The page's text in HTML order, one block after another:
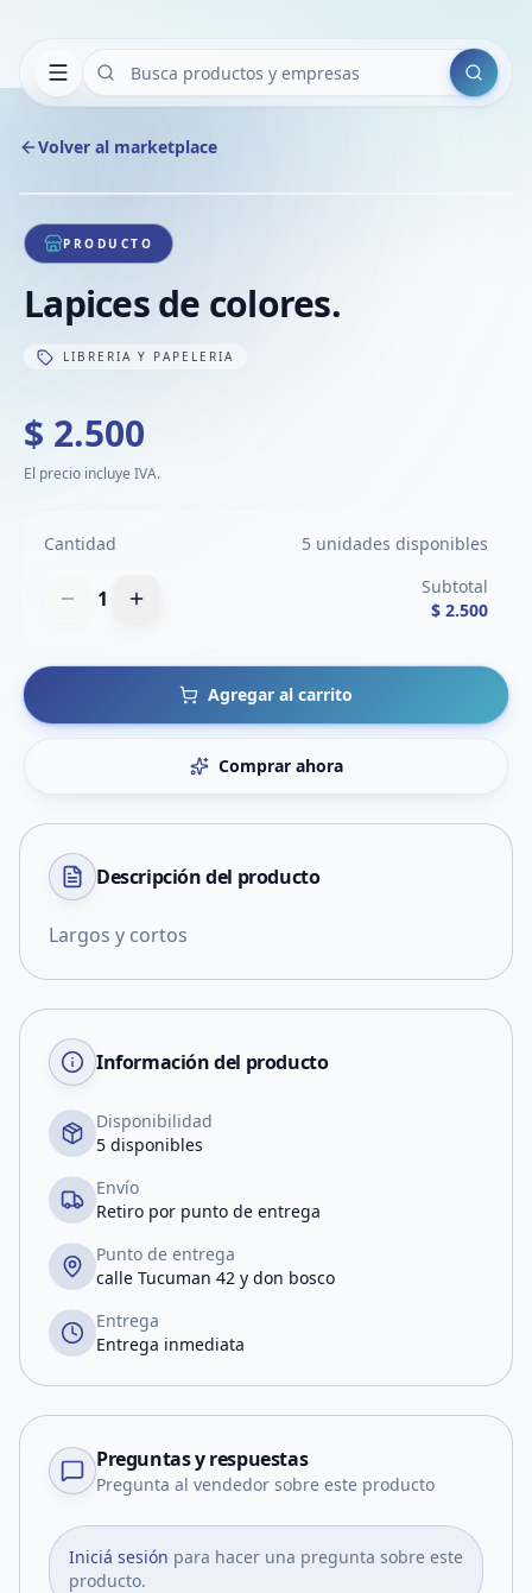
Buscar
Volver al marketplace
1/1
PRODUCTO
Lapices de colores.
LIBRERIA Y PAPELERIA
$ 2.500
El precio incluye IVA.
Cantidad 5 unidades disponibles
1
Subtotal
$ 2.500
Agregar al carrito
Comprar ahora
Descripción del producto
Largos y cortos
Información del producto
Disponibilidad
5 disponibles
Envío
Retiro por punto de entrega
Punto de entrega
calle Tucuman 42 y don bosco
Entrega
Entrega inmediata
Preguntas y respuestas
Pregunta al vendedor sobre este producto
Iniciá sesión para hacer una pregunta sobre este
producto.